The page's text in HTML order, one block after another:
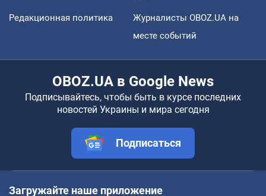
Редакционная политика
Журналисты OBOZ.UA на
месте событий
OBOZ.UA в Google News
Подписывайтесь, чтобы быть в курсе последних
новостей Украины и мира сегодня
Подписаться
Загружайте наше приложение